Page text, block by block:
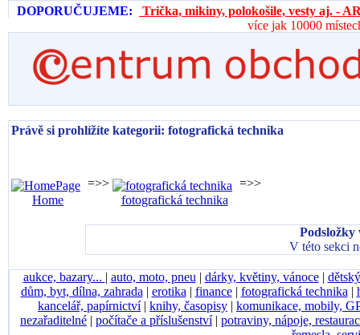
DOPORUČUJEME:
Trička, mikiny, polokošile, vesty aj. -
více jak 10000
Právě si prohlížíte kategorii: fotografická technika
Home
=>>
fotografická technika
=>>
Podsložky
V této sekci
aukce, bazary... | auto, moto, pneu | dárky, květiny, vánoce|
dům, byt, dílna, zahrada | erotika | finance| fotografická technika |
kancelář, papírnictví| knihy, časopisy | komunikace, mobily,
nezařaditelné | počítače a příslušenství| potraviny, nápoje,